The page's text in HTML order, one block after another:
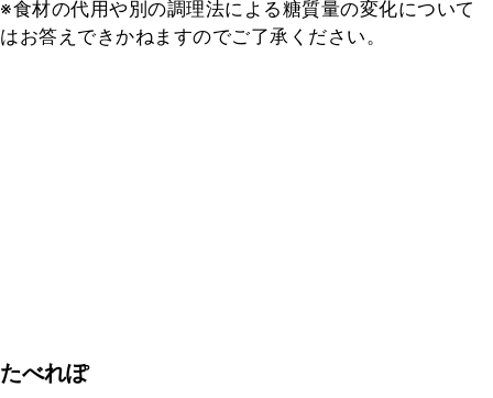
※食材の代用や別の調理法による糖質量の変化について
はお答えできかねますのでご了承ください。
たべれぽ